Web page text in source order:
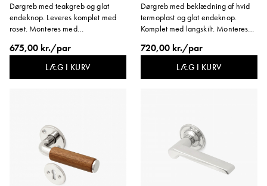
Dørgreb med teakgreb og glat
endeknop. Leveres komplet med
roset. Monteres med
675,00 kr./par
LÆG I KURV
Dørgreb med beklædning af hvid
termoplast og glat endeknop.
Komplet med langskilt. Monteres
720,00 kr./par
LÆG I KURV